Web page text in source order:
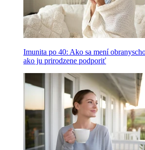
Imunita po 40: Ako sa mení
ako ju prirodzene podporiť